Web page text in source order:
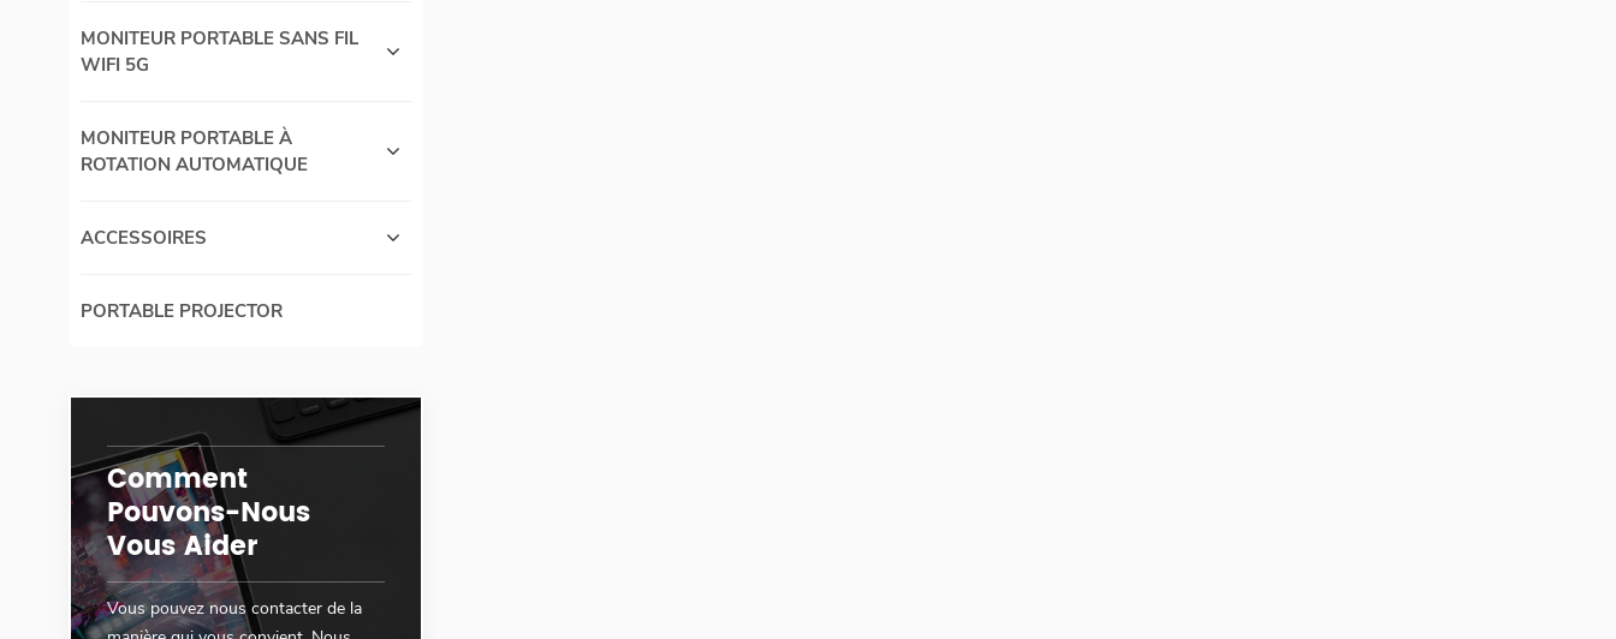
MONITEUR PORTABLE SANS FIL
WIFI 5G
MONITEUR PORTABLE À
ROTATION AUTOMATIQUE
ACCESSOIRES
PORTABLE PROJECTOR
Comment
Pouvons-Nous
Vous Aider
Vous pouvez nous contacter de la